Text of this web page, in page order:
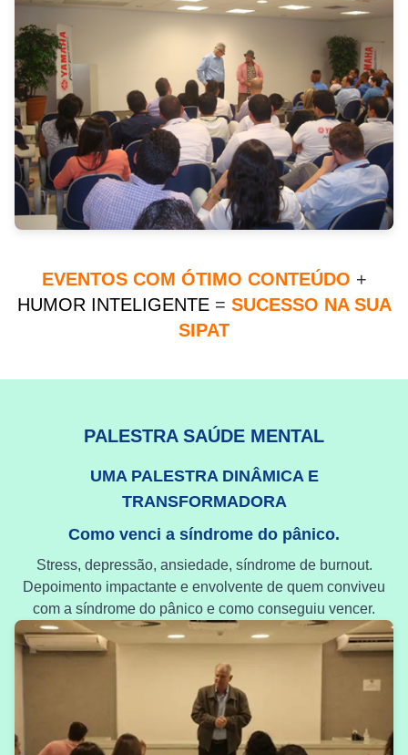
EVENTOS COM ÓTIMO CONTEÚDO +
HUMOR INTELIGENTE = SUCESSO NA SUA
SIPAT
PALESTRA SAÚDE MENTAL
UMA PALESTRA DINÂMICA E
TRANSFORMADORA
Como venci a síndrome do pânico.
Stress, depressão, ansiedade, síndrome de burnout.
Depoimento impactante e envolvente de quem conviveu
com a síndrome do pânico e como conseguiu vencer.